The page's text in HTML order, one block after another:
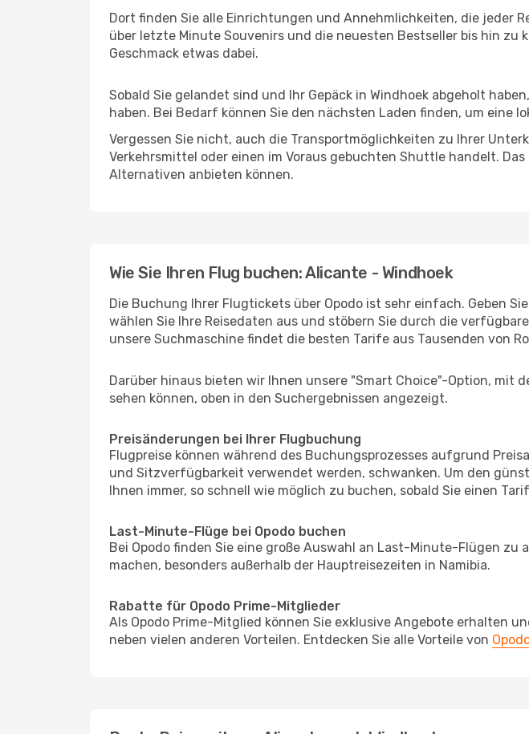
Dort finden Sie alle Einrichtungen und Annehmlichkeiten, die jeder
über letzte Minute Souvenirs und die neuesten Bestseller bis hin zu
Geschmack etwas dabei.
Sobald Sie gelandet sind und Ihr Gepäck in Windhoek abgeholt
haben. Bei Bedarf können Sie den nächsten Laden finden, um eine
Vergessen Sie nicht, auch die Transportmöglichkeiten zu Ihrer
Verkehrsmittel oder einen im Voraus gebuchten Shuttle handelt.
Alternativen anbieten können.
Wie Sie Ihren Flug buchen: Alicante - Windhoek
Die Buchung Ihrer Flugtickets über Opodo ist sehr einfach. Geben
wählen Sie Ihre Reisedaten aus und stöbern Sie durch die
unsere Suchmaschine findet die besten Tarife aus Tausenden von
Darüber hinaus bieten wir Ihnen unsere "Smart Choice"-Option,
sehen können, oben in den Suchergebnissen angezeigt.
Preisänderungen bei Ihrer Flugbuchung
Flugpreise können während des Buchungsprozesses aufgrund
und Sitzverfügbarkeit verwendet werden, schwanken. Um den
Ihnen immer, so schnell wie möglich zu buchen, sobald Sie einen
Last-Minute-Flüge bei Opodo buchen
Bei Opodo finden Sie eine große Auswahl an Last-Minute-Flügen
machen, besonders außerhalb der Hauptreisezeiten in Namibia.
Rabatte für Opodo Prime-Mitglieder
Als Opodo Prime-Mitglied können Sie exklusive Angebote erhalten
neben vielen anderen Vorteilen. Entdecken Sie alle Vorteile von